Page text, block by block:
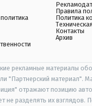
Правила
Политика
Контакты
Архив
рекламные материалы
"Партнерский материал".
отражают позицию
не разделять их взглядов.